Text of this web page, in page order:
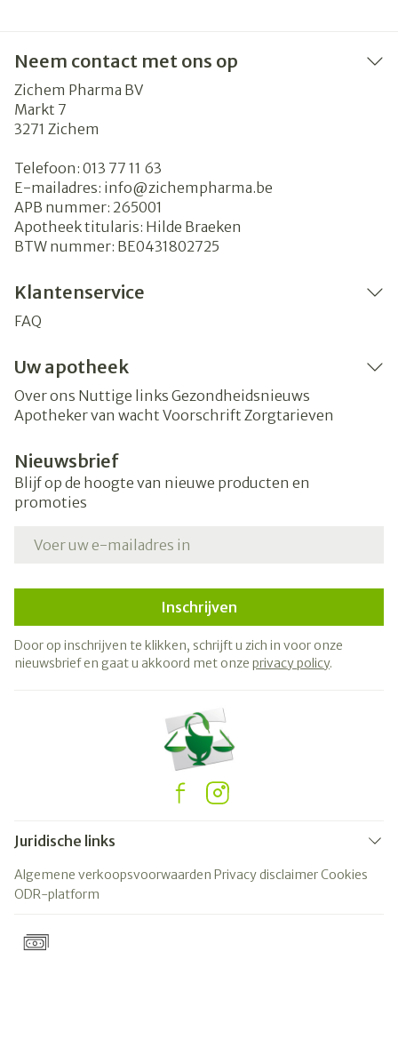
Neem contact met ons op
Zichem Pharma BV
Markt 7
3271 Zichem
Telefoon: 013 77 11 63
E-mailadres: info@zichempharma.be
APB nummer: 265001
Apotheek titularis: Hilde Braeken
BTW nummer: BE0431802725
Klantenservice
FAQ
Uw apotheek
Over ons Nuttige links Gezondheidsnieuws
Apotheker van wacht Voorschrift Zorgtarieven
Nieuwsbrief
Blijf op de hoogte van nieuwe producten en
promoties
Inschrijven
Door op inschrijven te klikken, schrijft u zich in voor onze
nieuwsbrief en gaat u akkoord met onze privacy policy.
Juridische links
Algemene verkoopsvoorwaarden Privacy disclaimerCookies
ODR-platform